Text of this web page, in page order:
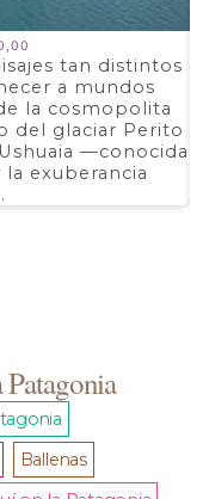
precios:
desde
$ 2.690,00
hasta
$ 5.350,00
tan distintos
a mundos
la cosmopolita
del glaciar Perito
—conocida
exuberancia
Ballenas